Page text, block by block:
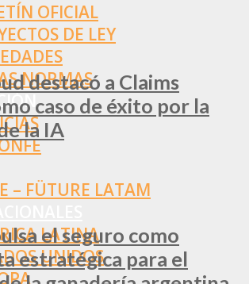
OFICIAL
DE LEY
NORMAS
– FÜTURE LATAM
LATINA
UNIDOS
destacó a Claims
caso de éxito por la
la IA
el seguro como
estratégica para el